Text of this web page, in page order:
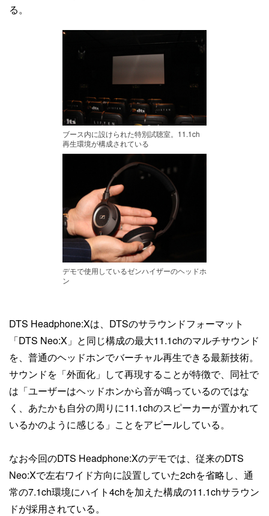
る。
ブース内に設けられた特別試聴室。11.1ch
再生環境が構成されている
デモで使用しているゼンハイザーのヘッドホ
ン
DTS Headphone:Xは、DTSのサラウンドフォーマット
「DTS Neo:X」と同じ構成の最大11.1chのマルチサウンド
を、普通のヘッドホンでバーチャル再生できる最新技術。
サウンドを「外面化」して再現することが特徴で、同社で
は「ユーザーはヘッドホンから音が鳴っているのではな
く、あたかも自分の周りに11.1chのスピーカーが置かれて
いるかのように感じる」ことをアピールしている。
なお今回のDTS Headphone:Xのデモでは、従来のDTS
Neo:Xで左右ワイド方向に設置していた2chを省略し、通
常の7.1ch環境にハイト4chを加えた構成の11.1chサラウン
ドが採用されている。